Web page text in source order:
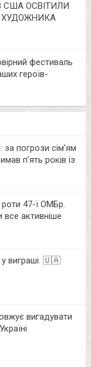
США ОСВІТИЛИ
ХУДОЖНИКА
фестиваль
героїв-
за погрози сім’ям
п’ять років із
роти 47-ї ОМБр.
активніше
виграші. 🇺🇦
вигадувати